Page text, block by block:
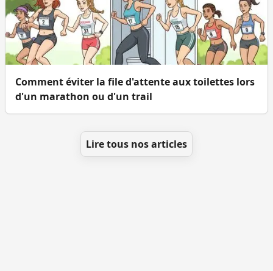
Comment éviter la file d'attente aux toilettes lors
d'un marathon ou d'un trail
Lire tous nos articles